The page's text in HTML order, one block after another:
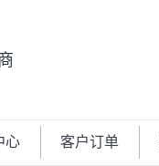
心 客户订单